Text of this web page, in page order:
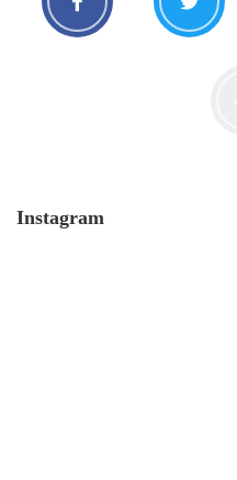
Instagram